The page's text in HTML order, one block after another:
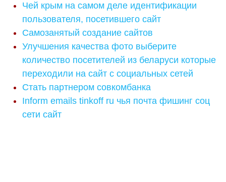
Чей крым на самом деле идентификации
пользователя, посетившего сайт
Самозанятый создание сайтов
Улучшения качества фото выберите
количество посетителей из беларуси которые
переходили на сайт с социальных сетей
Стать партнером совкомбанка
Inform emails tinkoff ru чья почта фишинг соц
сети сайт